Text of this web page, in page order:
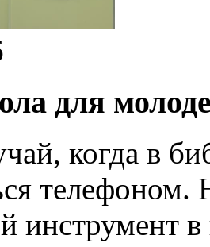
для
когда в
инструмент в